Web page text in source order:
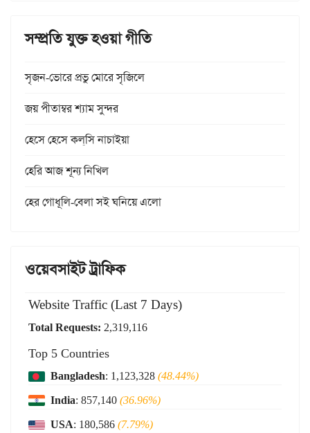
সম্প্রতি যুক্ত হওয়া গীতি
সৃজন-ভোরে প্রভু মোরে সৃজিলে
জয় পীতাম্বর শ্যাম সুন্দর
হেসে হেসে কল্‌সি নাচাইয়া
হেরি আজ শূন্য নিখিল
হের গোধূলি-বেলা সই ঘনিয়ে এলো
ওয়েবসাইট ট্রাফিক
Website Traffic (Last 7 Days)
Total Requests: 2,319,116
Top 5 Countries
Bangladesh: 1,123,328(48.44%)
India: 857,140(36.96%)
USA: 180,586(7.79%)